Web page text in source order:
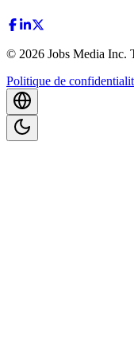
© 2026 Jobs Media Inc.
Politique de